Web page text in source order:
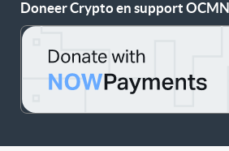
Doneer Crypto en support OCMN